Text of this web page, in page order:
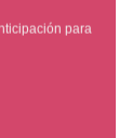
para